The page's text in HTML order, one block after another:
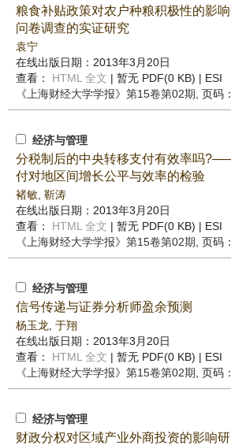
粮食补贴政策对农户种粮积极性的影
问卷调查的实证研究
袁宁
在线出版日期：2013年3月20日
查看： HTML 全文 | 暂无 PDF(0 KB) | ESI
《上海财经大学学报》 第15卷第02期 , 页码
经济与管理
分税制后的中央转移支付有效率吗
付对地区间增长公平与效率的检验
褚敏 靳涛
在线出版日期：2013年3月20日
查看： HTML 全文 | 暂无 PDF(0 KB) | ESI
《上海财经大学学报》 第15卷第02期 , 页码
经济与管理
信号传递与证券分析师盈余预测
杨玉龙 于翔
在线出版日期：2013年3月20日
查看： HTML 全文 | 暂无 PDF(0 KB) | ESI
《上海财经大学学报》 第15卷第02期 , 页码
经济与管理
财政分权对区域产业外商投资的影响